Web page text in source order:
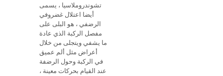
تشوندروملاسيا ، يسمى
أيضا اعتلال غضروفي
الرضفي ، هو البلى على
مفصل الركبة الذي عادة
ما يشفي ويتجلى من خلال
أعراض مثل ألم عميق
في الركبة وحول الرضفة
عند القيام بحركات معينة ،